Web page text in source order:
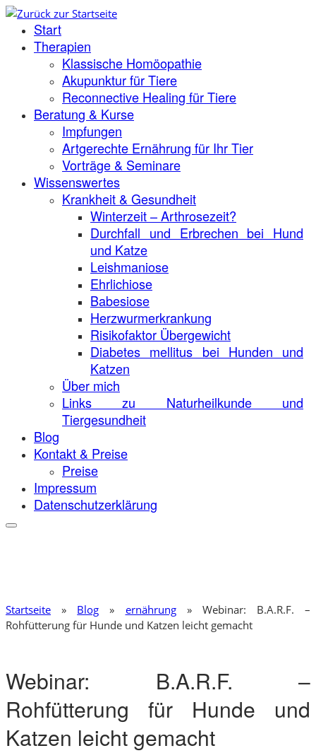
Zum
Inhalt
springen
Start
Therapien
Klassische Homöopathie
Akupunktur für Tiere
Reconnective Healing für Tiere
Beratung & Kurse
Impfungen
Artgerechte Ernährung für Ihr Tier
Vorträge & Seminare
Wissenswertes
Krankheit & Gesundheit
Winterzeit – Arthrosezeit?
Durchfall und Erbrechen bei Hund
und Katze
Leishmaniose
Ehrlichiose
Babesiose
Herzwurmerkrankung
Risikofaktor Übergewicht
Diabetes mellitus bei Hunden und
Katzen
Über mich
Links zu Naturheilkunde und
Tiergesundheit
Blog
Kontakt & Preise
Preise
Impressum
Datenschutzerklärung
Startseite » Blog » ernährung »
Webinar: B.A.R.F. –
Rohfütterung für Hunde und Katzen leicht gemacht
Webinar: B.A.R.F. –
Rohfütterung für Hunde und
Katzen leicht gemacht